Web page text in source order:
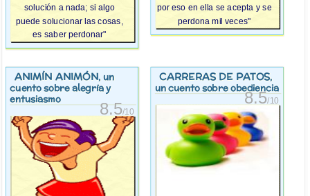
solución a nada; si algo
puede solucionar las cosas,
es saber perdonar"
por eso en ella se acepta y se
perdona mil veces"
ANIMÍN ANIMÓN, un
cuento sobre alegría y
entusiasmo
8.5/10
CARRERAS DE PATOS,
un cuento sobre obediencia
8.5/10